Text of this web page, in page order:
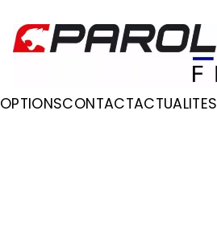
OPTIONSCONTACTACTUALITES